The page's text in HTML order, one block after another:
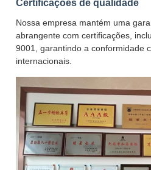
Certificações de qualidade
Nossa empresa mantém uma
abrangente com certificações,
9001, garantindo a conformidade
internacionais.